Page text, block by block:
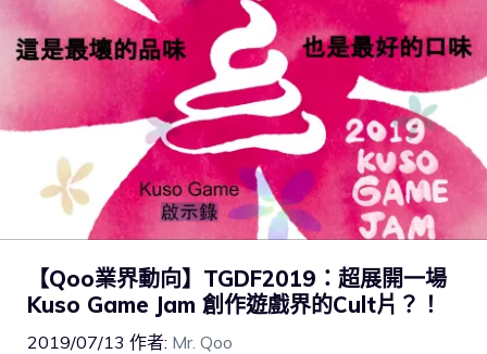
【Qoo業界動向】TGDF2019：超展開一場
Kuso Game Jam 創作遊戲界的Cult片？！
2019/07/13 作者: Mr. Qoo